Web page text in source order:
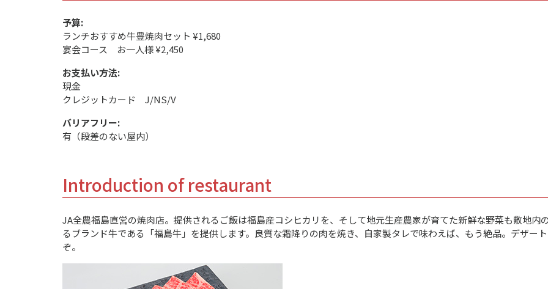
予算:
ランチおすすめ牛豊焼肉セット ¥1,680
宴会コース お一人様 ¥2,450
お支払い方法:
現金
クレジットカード J/NS/V
バリアフリー:
有（段差のない屋内）
Introduction of restaurant
JA全農福島直営の焼肉店。提供されるご飯は福島産コシヒカリを、そして地元生産農家が育てた新鮮な野菜も敷地内
るブランド牛である「福島牛」を提供します。良質な霜降りの肉を焼き、自家製タレで味わえば、もう絶品。デザー
ぞ。